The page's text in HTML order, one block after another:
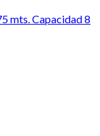
mts. Capacidad 8